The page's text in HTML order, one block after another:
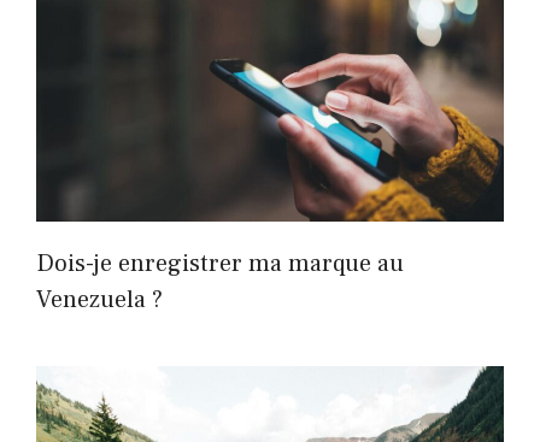
Dois-je enregistrer ma marque au
Venezuela ?